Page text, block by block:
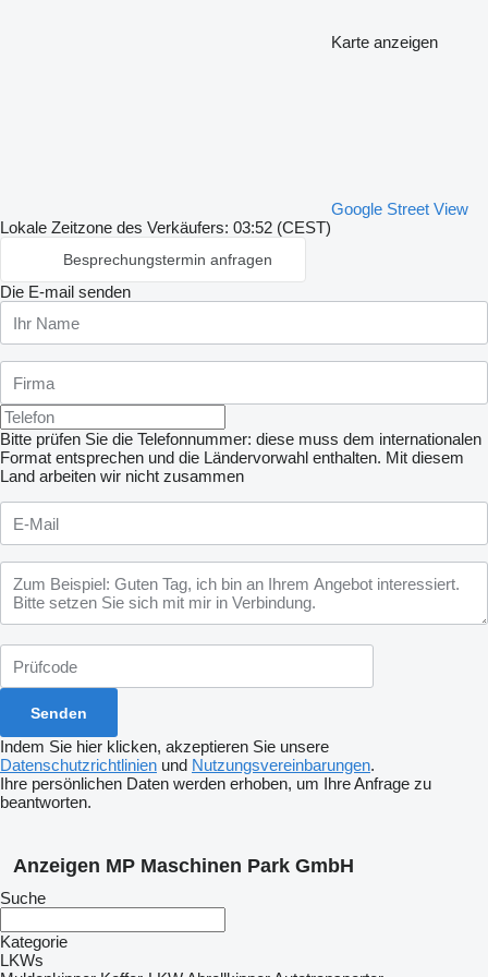
Karte anzeigen
Google Street View
Lokale Zeitzone des Verkäufers: 03:52 (CEST)
Besprechungstermin anfragen
Die E-mail senden
Bitte prüfen Sie die Telefonnummer: diese muss dem internationalen
Format entsprechen und die Ländervorwahl enthalten. Mit diesem
Land arbeiten wir nicht zusammen
Indem Sie hier klicken, akzeptieren Sie unsere
Datenschutzrichtlinien und Nutzungsvereinbarungen.
Ihre persönlichen Daten werden erhoben, um Ihre Anfrage zu
beantworten.
Anzeigen MP Maschinen Park GmbH
Suche
Kategorie
LKWs